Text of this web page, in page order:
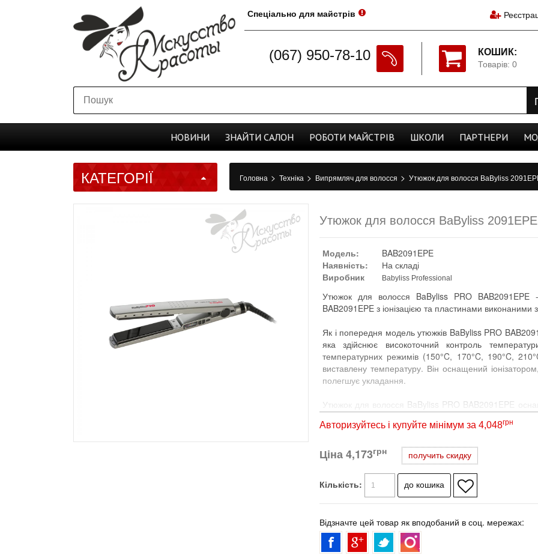
Спеціально для майстрів
КОШИК:
Товарів: 0
(067) 950-78-10
НОВИНИ ЗНАЙТИ CАЛОН РОБОТИ МАЙСТРІВ ШКОЛИ ПАРТНЕРИ
КАТЕГОРІЇ Головна > Техніка > Випрямляч для волосся > Утюжок для волосся BaByliss
Утюжок для волосся BaByliss
Модель:
BAB2091EPE
Наявність:
На складі
Виробник
Babyliss Professional
Утюжок для волосся BaByliss PRO
BAB2091EPE з іонізацією та пластинами виконаними
Як і попередня модель утюжків BaByliss PRO
яка здійснює високоточний контроль
температурних режимів (150°C, 170°C, 190°C,
виставлену температуру. Він оснащений
полегшує укладання.
Утюжок для волосся BaByliss PRO BAB2091EPE
EP 5.0. Які є високоякісною керамікою, покритою
Подібна технологія дозволила зробити
пластині легко ковзає практично без тертя.
Утюжок для волосся BaByliss PRO BAB2091EPE
Особливості утюжка для волосся BaByliss PRO
висока швидкість нагрівання (час нагрівання 50 с до
5 температурних налаштувань 150ºС, 170ºС, 190ºС,
електронний дисплей
Авторизуйтесь і купуйте мінімум за 4,048грн
Ціна4,173грн получить скидку
Кількість:
Відзначте цей товар як вподобаний в соц. мережах: